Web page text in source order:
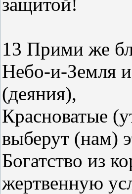
13 Прими же
Небо-и-Земля
(деяния),
Красноватые
выберут (нам)
Богатство из
жертвенную